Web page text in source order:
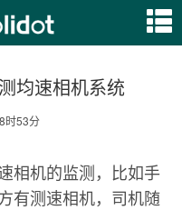
均速相机系统
时53分
相机的监测，比如手
有测速相机，司机随